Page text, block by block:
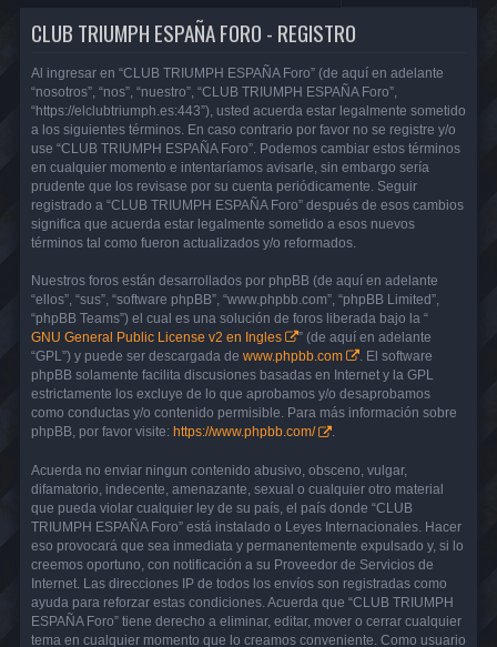
CLUB TRIUMPH ESPAÑA FORO - REGISTRO
Al ingresar en “CLUB TRIUMPH ESPAÑA Foro” (de aquí en adelante
“nosotros”, “nos”, “nuestro”, “CLUB TRIUMPH ESPAÑA Foro”,
“https://elclubtriumph.es:443”), usted acuerda estar legalmente sometido
a los siguientes términos. En caso contrario por favor no se registre y/o
use “CLUB TRIUMPH ESPAÑA Foro”. Podemos cambiar estos términos
en cualquier momento e intentaríamos avisarle, sin embargo sería
prudente que los revisase por su cuenta periódicamente. Seguir
registrado a “CLUB TRIUMPH ESPAÑA Foro” después de esos cambios
significa que acuerda estar legalmente sometido a esos nuevos
términos tal como fueron actualizados y/o reformados.
Nuestros foros están desarrollados por phpBB (de aquí en adelante
“ellos”, “sus”, “software phpBB”, “www.phpbb.com”, “phpBB Limited”,
“phpBB Teams”) el cual es una solución de foros liberada bajo la “
GNU General Public License v2 en Ingles
” (de aquí en adelante
“GPL”) y puede ser descargada de www.phpbb.com
. El software
phpBB solamente facilita discusiones basadas en Internet y la GPL
estrictamente los excluye de lo que aprobamos y/o desaprobamos
como conductas y/o contenido permisible. Para más información sobre
phpBB, por favor visite: https://www.phpbb.com/ .
Acuerda no enviar ningun contenido abusivo, obsceno, vulgar,
difamatorio, indecente, amenazante, sexual o cualquier otro material
que pueda violar cualquier ley de su país, el país donde “CLUB
TRIUMPH ESPAÑA Foro” está instalado o Leyes Internacionales. Hacer
eso provocará que sea inmediata y permanentemente expulsado y, si lo
creemos oportuno, con notificación a su Proveedor de Servicios de
Internet. Las direcciones IP de todos los envíos son registradas como
ayuda para reforzar estas condiciones. Acuerda que “CLUB TRIUMPH
ESPAÑA Foro” tiene derecho a eliminar, editar, mover o cerrar cualquier
tema en cualquier momento que lo creamos conveniente. Como usuario